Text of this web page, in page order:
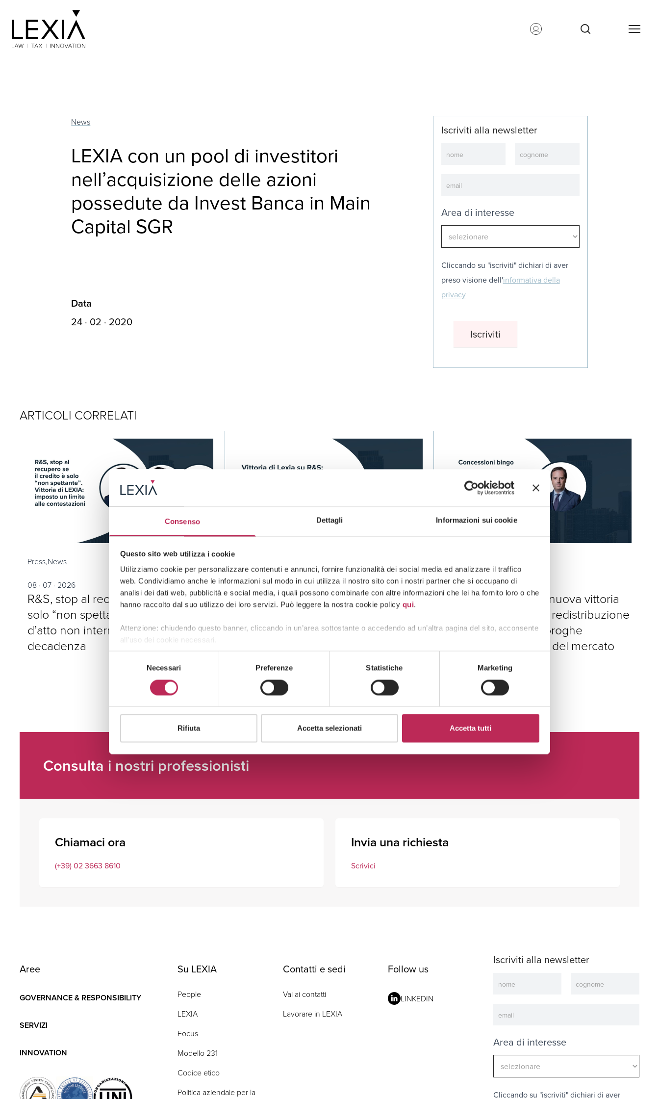
Consenso Dettagli Informazioni sui cookie
Questo sito web utilizza i cookie
Utilizziamo cookie per personalizzare contenuti e annunci, fornire funzionalità dei social media ed analizzare il traffico
web. Condividiamo anche le informazioni sul modo in cui utilizza il nostro sito con i nostri partner che si occupano di
analisi dei dati web, pubblicità e social media, i quali possono combinarle con altre informazioni che lei ha fornito loro o che
hanno raccolto dal suo utilizzo dei loro servizi. Può leggere la nostra cookie policy qui.
Attenzione: chiudendo questo banner, cliccando in un’area sottostante o accedendo ad un’altra pagina del sito, acconsente
all’uso dei cookie necessari.
Necessari Preferenze Statistiche Marketing
Rifiuta Accetta selezionati Accetta tutti
News
LEXIA con un pool di investitori
nell’acquisizione delle azioni
possedute da Invest Banca in Main
Capital SGR
Iscriviti alla newsletter
Area di interesse
Cliccando su "iscriviti" dichiari di aver
preso visione dell'informativa della
privacy
Data
24 · 02 · 2020
ARTICOLI CORRELATI
Press,News
08 · 07 · 2026
R&S, stop al recupero se il credito è
solo “non spettante”: lo schema
d’atto non interrompe la
decadenza
07 · 07 · 2026
Sviluppare un software è un
investimento, concesso il credito di
imposta ad una azienda difesa da
15 · 05 · 2026
Concessioni Bingo, nuova vittoria
di LEXIA. Verso una redistribuzione
del “costo” delle proroghe
illegittime all’interno del mercato
Consulta i nostri professionisti
Chiamaci ora
(+39) 02 3663 8610
Invia una richiesta
Scrivici
Aree
GOVERNANCE & RESPONSIBILITY
SERVIZI
INNOVATION
Su LEXIA
People
LEXIA
Focus
Modello 231
Codice etico
Politica aziendale per la
Contatti e sedi
Vai ai contatti
Lavorare in LEXIA
Follow us
LINKEDIN
Iscriviti alla newsletter
Area di interesse
Cliccando su "iscriviti" dichiari di aver